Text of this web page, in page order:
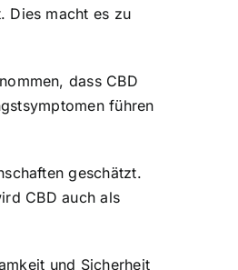
Dies macht es zu
dass CBD
führen
geschätzt.
CBD auch als
und Sicherheit